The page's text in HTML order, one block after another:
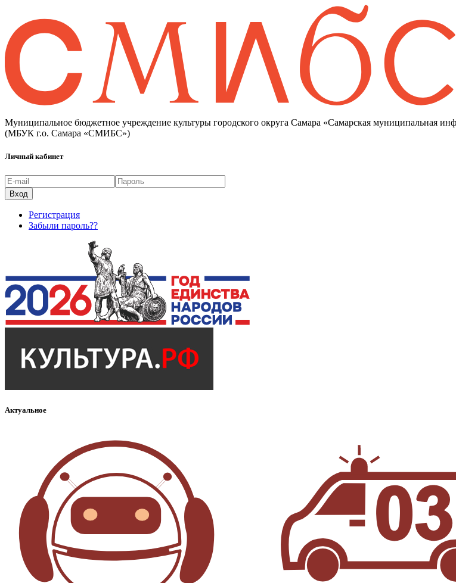
Муниципальное бюджетное учреждение культуры городского округа Самара «Самарская муниципальная
(МБУК г.о. Самара «СМИБС»)
Личный кабинет
Регистрация
Забыли пароль??
Актуальное